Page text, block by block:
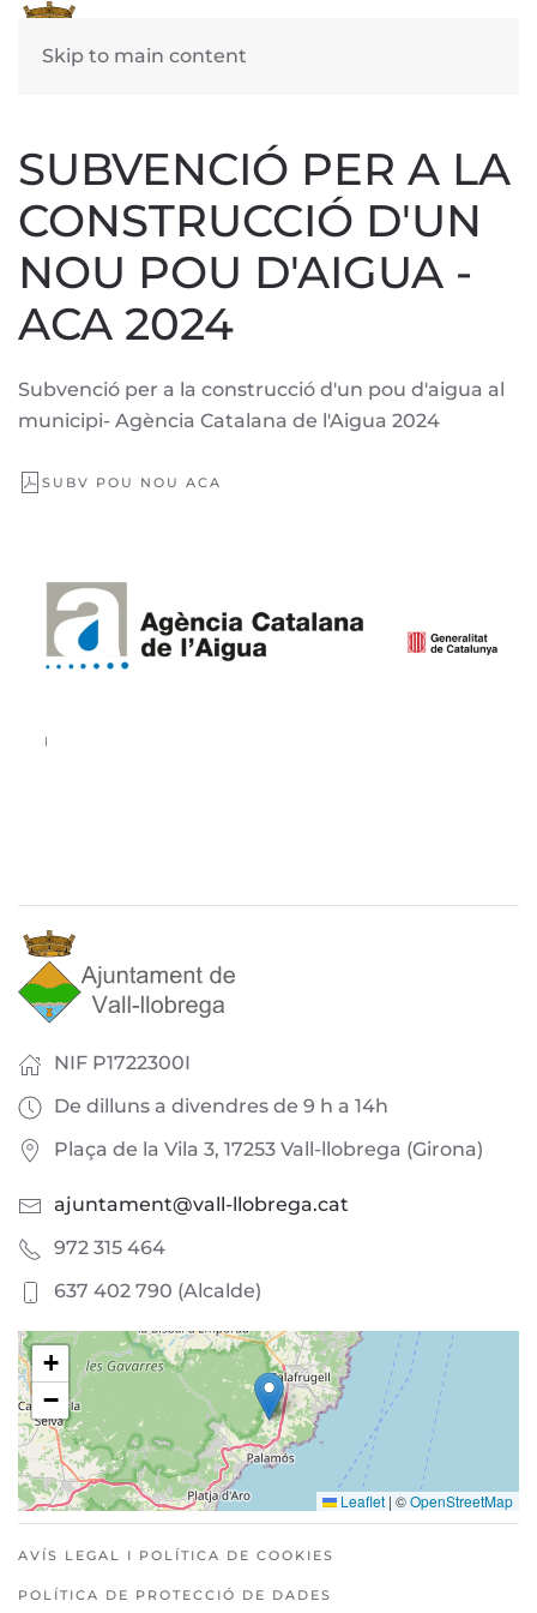
Skip to main content
SUBVENCIÓ PER A LA
CONSTRUCCIÓ D'UN
NOU POU D'AIGUA -
ACA 2024
Subvenció per a la construcció d'un pou d'aigua al
municipi- Agència Catalana de l'Aigua 2024
SUBV POU NOU ACA
NIF P1722300I
De dilluns a divendres de 9 h a 14h
Plaça de la Vila 3, 17253 Vall-llobrega (Girona)
ajuntament@vall-llobrega.cat
972 315 464
637 402 790 (Alcalde)
+
−
Leaflet | ©OpenStreetMap
AVÍS LEGAL I POLÍTICA DE COOKIES
POLÍTICA DE PROTECCIÓ DE DADES